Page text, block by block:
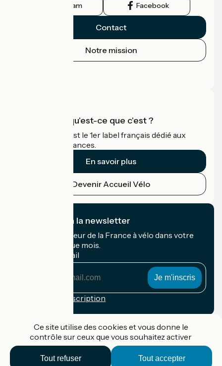
Instagram Facebook
Contact
Notre mission
Accueil Vélo qu'est-ce que c'est ?
Accueil Vélo c'est le 1er label français dédié aux
cyclistes en vacances.
En savoir plus
Devenir Accueil Vélo
Je m'abonne à la newsletter
Recevez le meilleur de la France à vélo dans votre
boîte mail chaque mois.
Mon adresse mail
Conditions d'inscription
Ce site utilise des cookies et vous donne le
contrôle sur ceux que vous souhaitez activer
Tout accepter
Tout refuser